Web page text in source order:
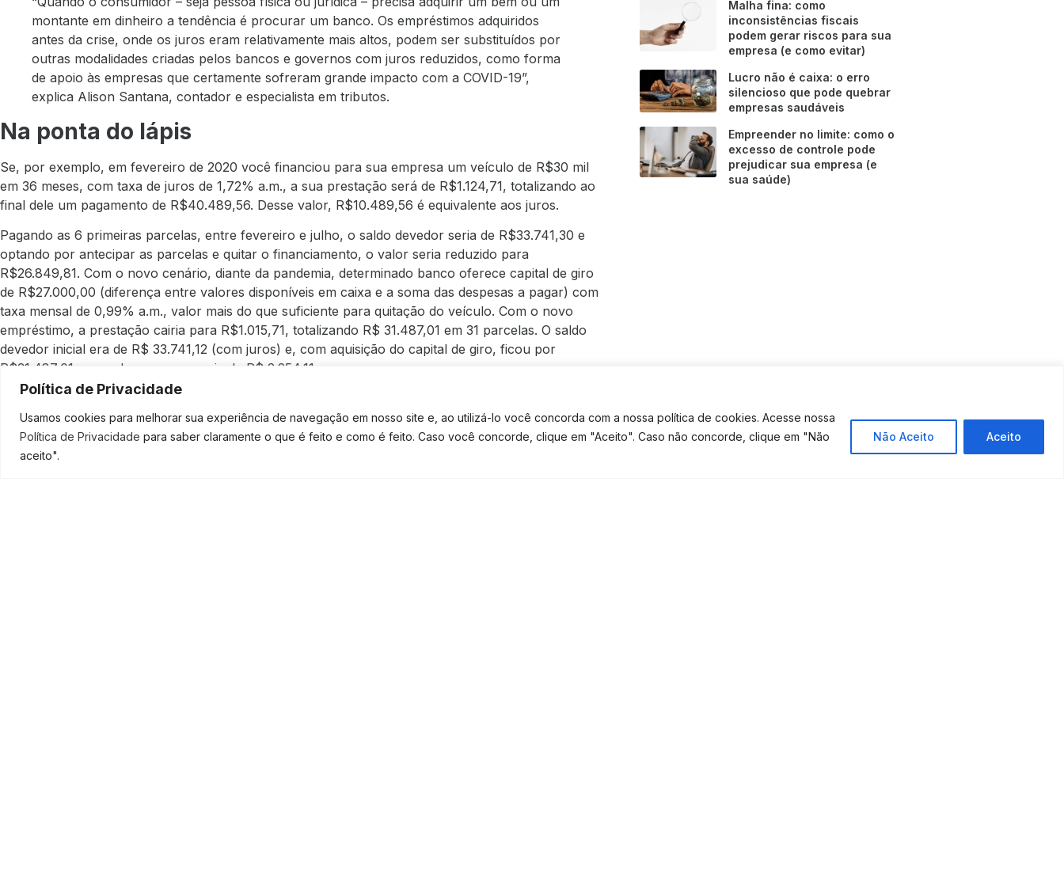
Política de Privacidade
Usamos cookies para melhorar sua experiência de navegação em nosso site e, ao utilizá-lo você concorda com a nossa política de cookies. Acesse nossa
Política de Privacidade para saber claramente o que é feito e como é feito. Caso você concorde, clique em "Aceito". Caso não concorde, clique em "Não
aceito".
Não Aceito Aceito
montante em dinheiro a tendência é procurar um banco. Os empréstimos adquiridos
antes da crise, onde os juros eram relativamente mais altos, podem ser substituídos por
outras modalidades criadas pelos bancos e governos com juros reduzidos, como forma
de apoio às empresas que certamente sofreram grande impacto com a COVID-19”,
explica Alison Santana, contador e especialista em tributos.
Na ponta do lápis
Se, por exemplo, em fevereiro de 2020 você financiou para sua empresa um veículo de R$30 mil
em 36 meses, com taxa de juros de 1,72% a.m., a sua prestação será de R$1.124,71, totalizando ao
final dele um pagamento de R$40.489,56. Desse valor, R$10.489,56 é equivalente aos juros.
Pagando as 6 primeiras parcelas, entre fevereiro e julho, o saldo devedor seria de R$33.741,30 e
optando por antecipar as parcelas e quitar o financiamento, o valor seria reduzido para
R$26.849,81. Com o novo cenário, diante da pandemia, determinado banco oferece capital de giro
de R$27.000,00 (diferença entre valores disponíveis em caixa e a soma das despesas a pagar) com
taxa mensal de 0,99% a.m., valor mais do que suficiente para quitação do veículo. Com o novo
empréstimo, a prestação cairia para R$1.015,71, totalizando R$ 31.487,01 em 31 parcelas. O saldo
devedor inicial era de R$ 33.741,12 (com juros) e, com aquisição do capital de giro, ficou por
R$31.487,01, gerando uma economia de R$ 2.254,11.
Outro exemplo é um empréstimo adquirido para o negócio no valor de R$20.000,00 em janeiro
deste ano e dividido em 10 parcelas de R$2.618,19, com taxa mensal de 5,22%. Ao final deste, você
pagaria um total de R$ 26.181,90, sendo que R$6.181,90 de juros.
Malha fina: como
inconsistências fiscais
podem gerar riscos para sua
empresa (e como evitar)
Lucro não é caixa: o erro
silencioso que pode quebrar
empresas saudáveis
Empreender no limite: como o
excesso de controle pode
prejudicar sua empresa (e
sua saúde)